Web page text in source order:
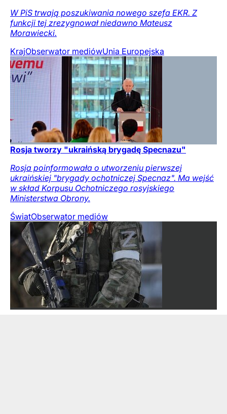
W PiS trwają poszukiwania nowego szefa EKR. Z
funkcji tej zrezygnował niedawno Mateusz
Morawiecki.
KrajObserwator mediówUnia Europejska
Rosja tworzy "ukraińską brygadę Specnazu"
Rosja poinformowała o utworzeniu pierwszej
ukraińskiej "brygady ochotniczej Specnaz". Ma wejść
w skład Korpusu Ochotniczego rosyjskiego
Ministerstwa Obrony.
ŚwiatObserwator mediów